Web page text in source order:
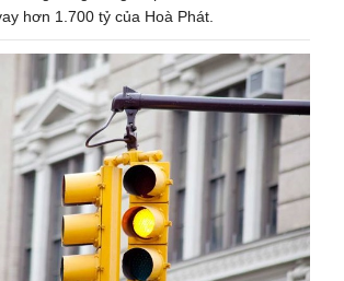
hơn 1.700 tỷ của Hoà Phát.